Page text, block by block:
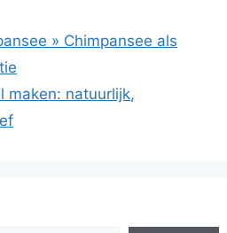
» Chimpansee als
maken: natuurlijk,